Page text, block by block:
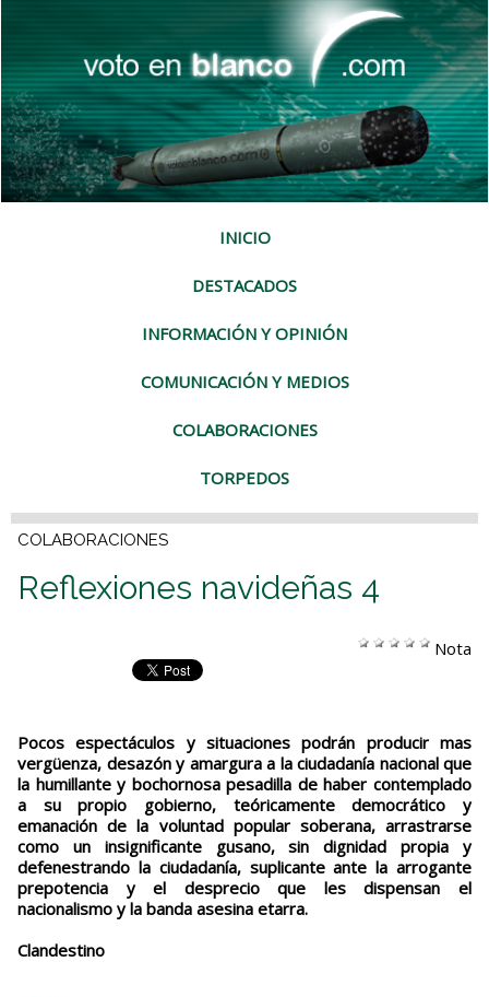
INICIO
DESTACADOS
INFORMACIÓN Y OPINIÓN
COMUNICACIÓN Y MEDIOS
COLABORACIONES
TORPEDOS
COLABORACIONES
Reflexiones navideñas 4
Nota
Pocos espectáculos y situaciones podrán producir mas
vergüenza, desazón y amargura a la ciudadanía nacional que
la humillante y bochornosa pesadilla de haber contemplado
a su propio gobierno, teóricamente democrático y
emanación de la voluntad popular soberana, arrastrarse
como un insignificante gusano, sin dignidad propia y
defenestrando la ciudadanía, suplicante ante la arrogante
prepotencia y el desprecio que les dispensan el
nacionalismo y la banda asesina etarra.
Clandestino